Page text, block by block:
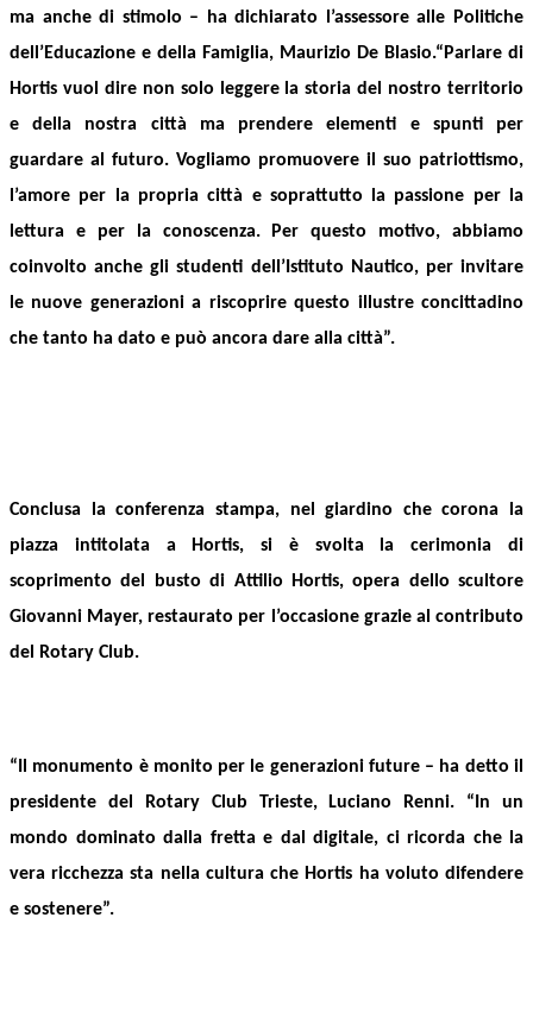
ma anche di stimolo –
ha dichiarato l’assessore alle Politiche
dell’Educazione e della Famiglia, Maurizio De Blasio.“Parlare di
Hortis vuol dire non solo leggere la storia del nostro territorio
e della nostra città ma prendere elementi e spunti per
guardare al futuro. Vogliamo promuovere il suo patriottismo,
l’amore per la propria città e soprattutto la passione per la
lettura e per la conoscenza.Per questo motivo, abbiamo
coinvolto anche gli studenti del l’Istituto Nautico, per invitare
le nuove generazioni a riscoprire questo illustre concittadino
che tanto ha dato e può ancora dare alla città”.
Conclusa la conferenza stampa, nel giardino che corona la
piazza intitolata a Hortis, si è svolta la
cerimonia di
scoprimento del busto di Attilio Hortis, opera dello scultore
Giovanni Mayer, restaurato per l’occasione grazie al contributo
del Rotary Club.
“ Il monumento è monito per le generazioni future– ha detto il
presidente del Rotary Club Trieste,
Luciano Renni. “ In un
mondo dominato dalla fretta e dal digitale, ci ricorda che la
vera ricchezza sta nella cultura che Hortis ha voluto difendere
e sostenere”.